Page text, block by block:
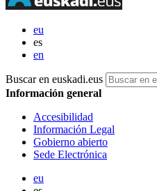
eu
es
en
Buscar en euskadi.eus
Información general
Accesibilidad
Información Legal
Gobierno abierto
Sede Electrónica
eu